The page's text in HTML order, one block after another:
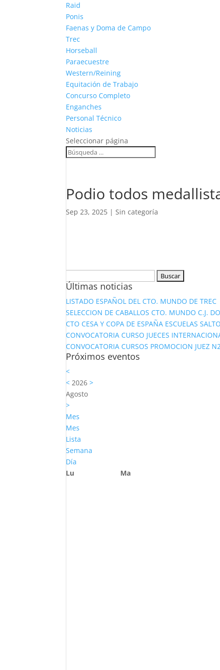
Raid
Ponis
Faenas y Doma de Campo
Trec
Horseball
Paraecuestre
Western/Reining
Equitación de Trabajo
Concurso Completo
Enganches
Personal Técnico
Noticias
Seleccionar página
Podio todos
Sep 23, 2025 |Sin categoría
Últimas noticias
LISTADO ESPAÑOL DEL CTO. MUNDO DE TREC
SELECCION DE CABALLOS CTO. MUNDO C.J.
CTO CESA Y COPA DE ESPAÑA ESCUELAS
CONVOCATORIA CURSO JUECES
CONVOCATORIA CURSOS PROMOCION JUEZ
Próximos eventos
<
< 2026>
Agosto
>
Mes
Mes
Lista
Semana
Día
Lu
Ma